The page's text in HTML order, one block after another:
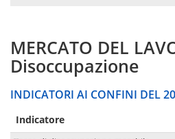
MERCATO DEL
Disoccupazione
INDICATORI AI CONFINI DEL
Indicatore